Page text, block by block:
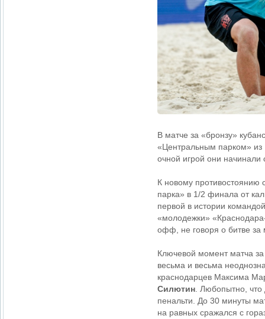
В матче за «бронзу»
«Центральным парком» из
очной игрой они начинали
К новому противостоянию
парка» в 1/2 финала от
первой в истории
«молодежки»
офф, не говоря о битве
Ключевой момент матча
весьма и весьма
краснодарцев Максима
Силютин. Любопытно, что
пенальти. До 30 минуты
на равных сражался с